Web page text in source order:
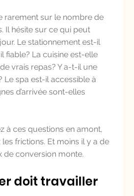
rarement sur le nombre de
Il hésite sur ce qui peut
Le stationnement est-il
fiable? La cuisine est-elle
vrais repas? Y a-t-il une
Le spa est-il accessible à
d’arrivée sont-elles
à ces questions en amont,
frictions. Et moins il y a de
de conversion monte.
doit travailler